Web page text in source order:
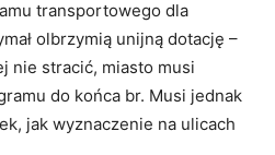
transportowego dla
olbrzymią unijną dotację –
nie stracić, miasto musi
do końca br. Musi jednak
jak wyznaczenie na ulicach